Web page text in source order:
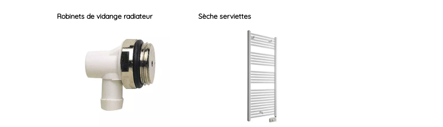
Robinets de vidange radiateur Sèche serviettes